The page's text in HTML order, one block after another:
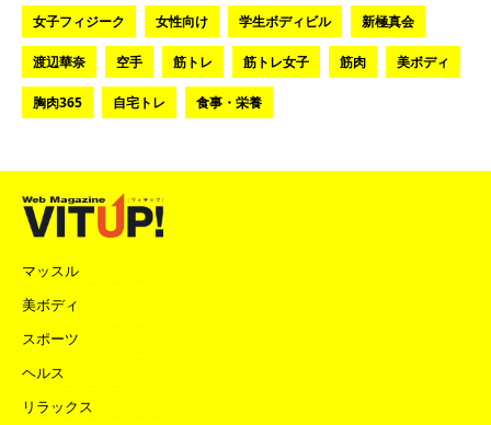
女子フィジーク 女性向け 学生ボディビル 新極真会
渡辺華奈 空手 筋トレ 筋トレ女子 筋肉 美ボディ
胸肉365 自宅トレ 食事・栄養
マッスル
美ボディ
スポーツ
ヘルス
リラックス